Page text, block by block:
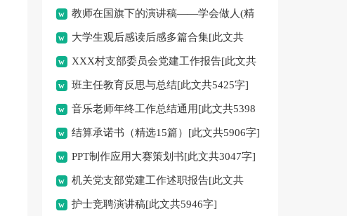
话[此文共6398字]
教师在国旗下的演讲稿——学会做人(精
选多篇)[此文共5407字]
大学生观后感读后感多篇合集[此文共
3236字]
XXX村支部委员会党建工作报告[此文共
1170字]
班主任教育反思与总结[此文共5425字]
音乐老师年终工作总结通用[此文共5398
字] 结算承诺书（精选15篇）[此文共5906字]
PPT制作应用大赛策划书[此文共3047字]
机关党支部党建工作述职报告[此文共
1841字]
护士竞聘演讲稿[此文共5946字]